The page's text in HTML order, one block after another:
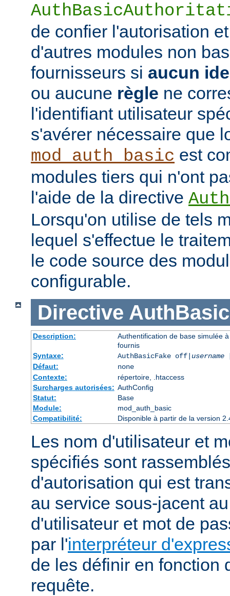
de confier l'autorisation
d'autres modules non
fournisseurs si aucun
ou aucune règle ne
l'identifiant utilisateur
s'avérer nécessaire que
mod_auth_basic est
modules tiers qui n'ont
l'aide de la directive
Lorsqu'on utilise de tels
lequel s'effectue le
le code source des
configurable.
Directive
Description:
Authentification de base simulée
fournis
Syntaxe:
AuthBasicFake off| username
Défaut:
none
Contexte:
répertoire, .htaccess
Surcharges autorisées: AuthConfig
Statut:
Base
Module:
mod_auth_basic
Compatibilité:
Disponible à partir de la version
Les nom d'utilisateur et
spécifiés sont
d'autorisation qui est
au service sous-jacent
d'utilisateur et mot de
par l'interpréteur
de les définir en fonction
requête.